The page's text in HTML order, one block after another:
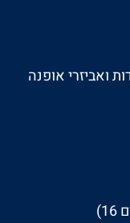
ואביזרי אופנה